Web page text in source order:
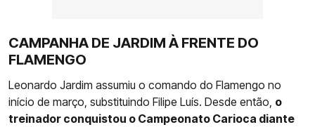
CAMPANHA DE JARDIM À FRENTE DO
FLAMENGO
Leonardo Jardim assumiu o comando do Flamengo no
início de março, substituindo Filipe Luís. Desde então, o
treinador conquistou o Campeonato Carioca diante